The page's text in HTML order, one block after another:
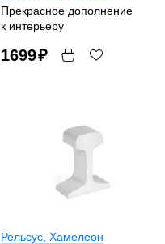
Прекрасное дополнение
к интерьеру
1699₽
Рельсус , Хамелеон